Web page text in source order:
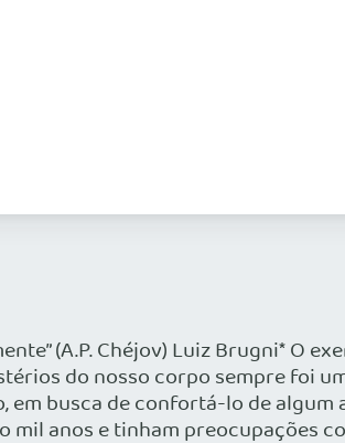
(A.P. Chéjov) Luiz Brugni* O
do nosso corpo sempre foi
busca de confortá-lo de algum
anos e tinham preocupações